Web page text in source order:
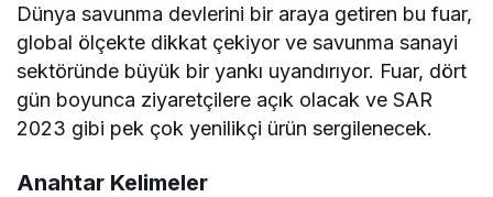
Dünya savunma devlerini bir araya getiren bu fuar,
global ölçekte dikkat çekiyor ve savunma sanayi
sektöründe büyük bir yankı uyandırıyor. Fuar, dört
gün boyunca ziyaretçilere açık olacak ve SAR
2023 gibi pek çok yenilikçi ürün sergilenecek.
Anahtar Kelimeler